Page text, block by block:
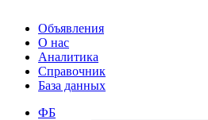
Объявления
О нас
Аналитика
Справочник
База данных
ФБ